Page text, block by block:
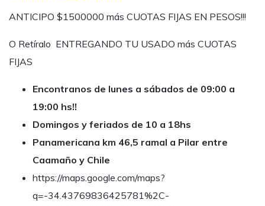
ANTICIPO $1500000 más CUOTAS FIJAS EN PESOS!!!
O Retíralo ENTREGANDO TU USADO más CUOTAS
FIJAS
Encontranos de lunes a sábados de 09:00 a
19:00 hs!!
Domingos y feriados de 10 a 18hs
Panamericana km 46,5 ramal a Pilar entre
Caamaño y Chile
https://maps.google.com/maps?
q=-34.43769836425781%2C-